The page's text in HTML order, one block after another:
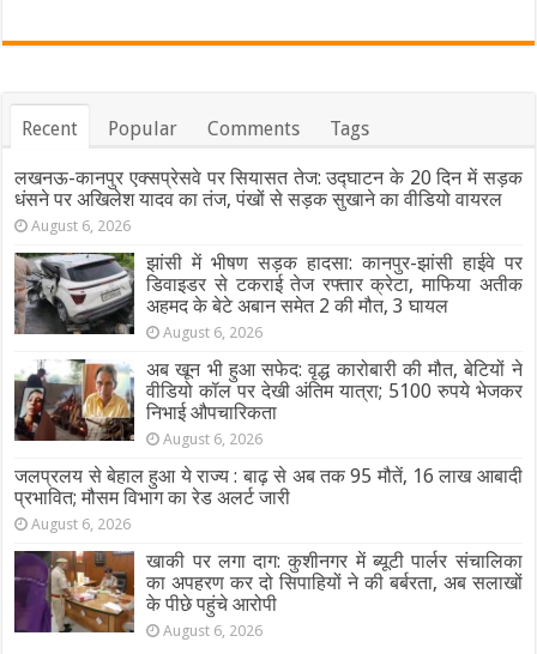
Recent Popular Comments Tags
लखनऊ-कानपुर एक्सप्रेसवे पर सियासत तेज: उद्घाटन के 20 दिन में सड़क
धंसने पर अखिलेश यादव का तंज, पंखों से सड़क सुखाने का वीडियो वायरल
August 6, 2026
झांसी में भीषण सड़क हादसा: कानपुर-झांसी हाईवे पर
डिवाइडर से टकराई तेज रफ्तार क्रेटा, माफिया अतीक
अहमद के बेटे अबान समेत 2 की मौत, 3 घायल
August 6, 2026
अब खून भी हुआ सफेद: वृद्ध कारोबारी की मौत, बेटियों ने
वीडियो कॉल पर देखी अंतिम यात्रा; 5100 रुपये भेजकर
निभाई औपचारिकता
August 6, 2026
जलप्रलय से बेहाल हुआ ये राज्य : बाढ़ से अब तक 95 मौतें, 16 लाख आबादी
प्रभावित; मौसम विभाग का रेड अलर्ट जारी
August 6, 2026
खाकी पर लगा दाग: कुशीनगर में ब्यूटी पार्लर संचालिका
का अपहरण कर दो सिपाहियों ने की बर्बरता, अब सलाखों
के पीछे पहुंचे आरोपी
August 6, 2026